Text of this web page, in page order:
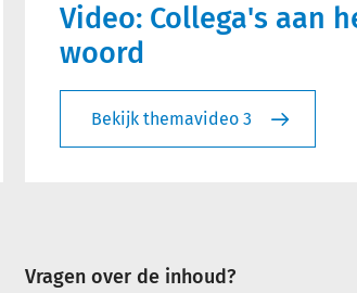
Video: Collega's aan
woord
Bekijk themavideo 3
Vragen over de inhoud?